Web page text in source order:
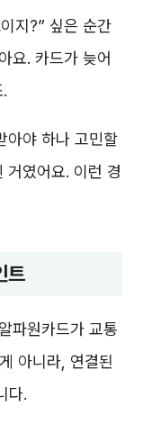
지?” 싶은 순간
요. 카드가 늦어
아야 하나 고민할
거였어요. 이런 경
트
파원카드가 교통
아니라, 연결된
다.